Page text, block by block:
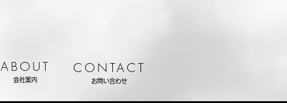
ABOUT
会社案内
CONTACT
お問い合わせ